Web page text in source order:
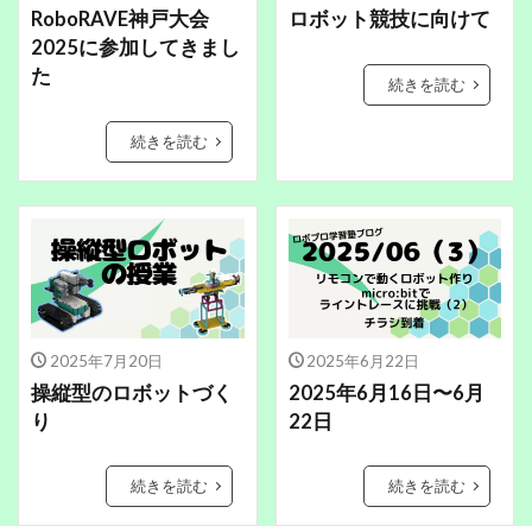
RoboRAVE神戸大会
2025に参加してきまし
た
続きを読む
ロボット競技に向けて
続きを読む
2025年7月20日
操縦型のロボットづく
り
続きを読む
2025年6月22日
2025年6月16日〜6月
22日
続きを読む